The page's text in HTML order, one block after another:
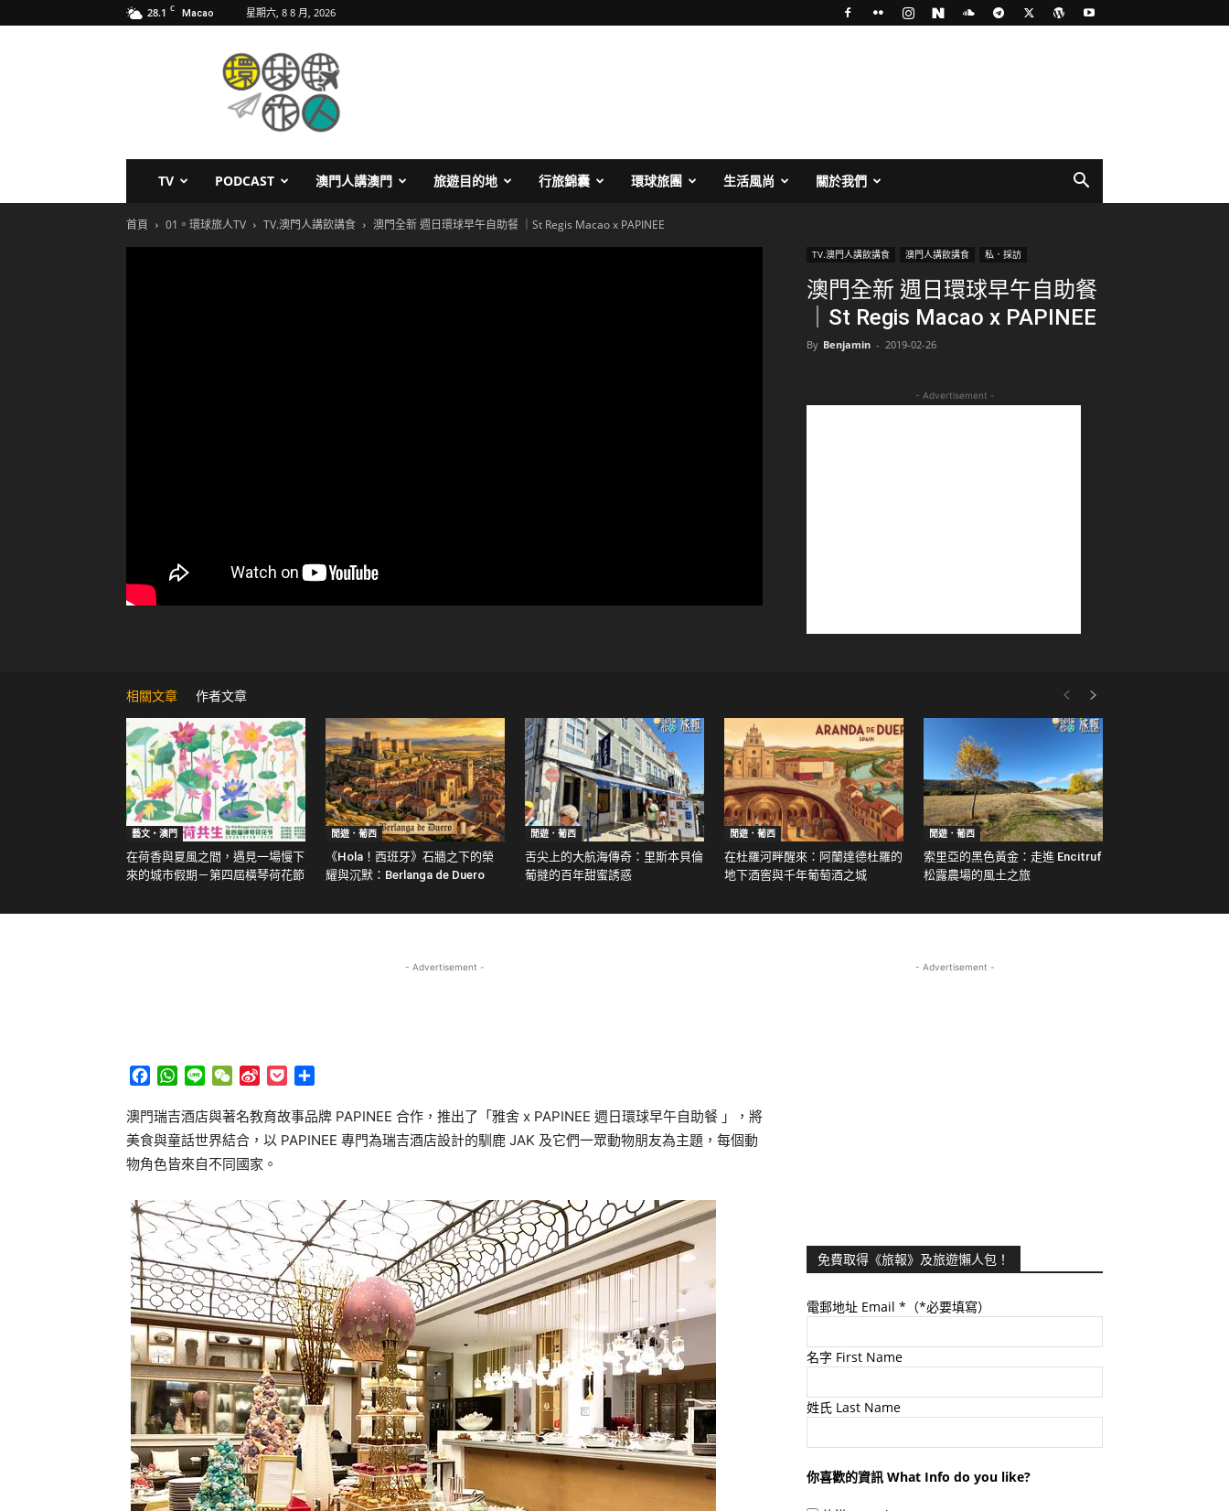
28.1 C Macao 星期六, 8 8 月, 2026
TV PODCAST 澳門人講澳門 旅遊目的地 行旅錦囊 環球旅團 生活風尚 關於我們
首頁 01。環球旅人TV TV.澳門人講飲講食 澳門全新 週日環球早午自助餐 ｜St Regis Macao x PAPINEE
TV.澳門人講飲講食 澳門人講飲講食 私．採訪
澳門全新 週日環球早午自助餐
｜St Regis Macao x PAPINEE
By Benjamin - 2019-02-26
- Advertisement -
相關文章 作者文章
藝文‧澳門
在荷香與夏風之間，遇見一場慢下
來的城市假期－第四屆橫琴荷花節
閒遊．葡西
《Hola！西班牙》石牆之下的榮
耀與沉默：Berlanga de Duero
閒遊．葡西
舌尖上的大航海傳奇：里斯本貝倫
葡撻的百年甜蜜誘惑
閒遊．葡西
在杜羅河畔醒來：阿蘭達德杜羅的
地下酒窖與千年葡萄酒之城
閒遊．葡西
索里亞的黑色黃金：走進 Encitruf
松露農場的風土之旅
- Advertisement -
Facebook
WhatsApp
Line WeChat
Sina
Pocket
澳門瑞吉酒店與著名教育故事品牌 PAPINEE 合作，推出了「雅舍 x PAPINEE 週日環球早午自助餐 」，將
美食與童話世界結合，以 PAPINEE 專門為瑞吉酒店設計的馴鹿 JAK 及它們一眾動物朋友為主題，每個動
物角色皆來自不同國家。
- Advertisement -
免費取得《旅報》及旅遊懶人包！
電郵地址 Email *（*必要填寫）
名字 First Name
姓氏 Last Name
你喜歡的資訊 What Info do you like?